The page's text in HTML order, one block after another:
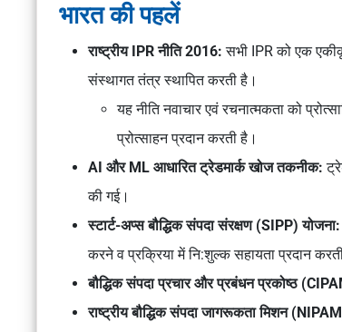
भारत की पहलें
राष्ट्रीय IPR नीति 2016:सभी IPR को एक
संस्थागत तंत्र स्थापित करती है।
यह नीति नवाचार एवं रचनात्मकता को
प्रोत्साहन प्रदान करती है।
AI और ML आधारित ट्रेडमार्क खोज तकनीक:
की गई।
स्टार्ट-अप्स बौद्धिक संपदा संरक्षण (SIPP) योजना:
करने व प्रक्रिया में नि:शुल्क सहायता प्रदान
बौद्धिक संपदा प्रचार और प्रबंधन प्रकोष्ठ
राष्ट्रीय बौद्धिक संपदा जागरूकता मिशन